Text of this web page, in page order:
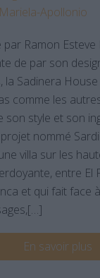
par Ramon Esteve
de par son
la Sadinera
comme les
son style et son
nommé
villa sur les
entre El
et qui fait face à
En savoir plus